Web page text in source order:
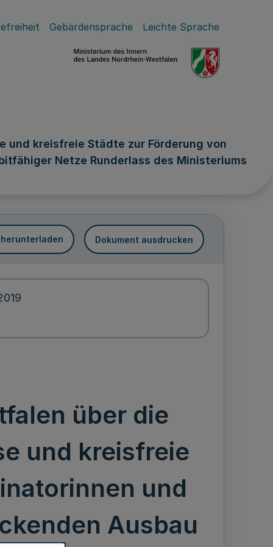
Gebärdensprache Leichte Sprache
und kreisfreie Städte zur Förderung von
Netze Runderlass des Ministeriums
herunterladen Dokument ausdrucken
über die
und kreisfreie
und
Ausbau